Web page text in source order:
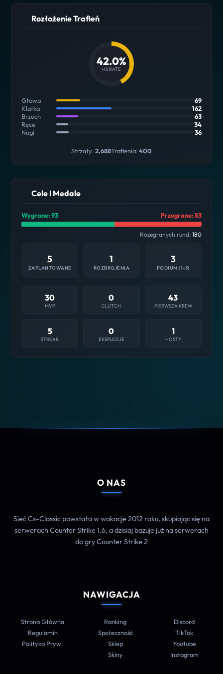
Rozłożenie Trafień
42.0%
HS RATE
Głowa
69
Klatka
162
Brzuch
63
Ręce
34
Nogi
36
Strzały:2,688Trafienia:400
Cele i Medale
Wygrane: 93 Przegrane: 83
Rozegranych rund: 180
5
ZAPLANTOWANE
1
ROZBROJENIA
3
PODIUM (1-3)
30
MVP
0
CLUTCH
43
PIERWSZA KREW
5
STREAK
0
EKSPLOZJE
1
HOSTY
O NAS
Sieć Cs-Classic powstała w wakacje 2012 roku, skupiając się na
serwerach Counter Strike 1.6, a dzisiaj bazuje już na serwerach
do gry Counter Strike 2
NAWIGACJA
Strona Główna
Regulamin
Polityka Pryw.
Ranking
Społeczność
Sklep
Skiny
Discord
TikTok
Youtube
Instagram